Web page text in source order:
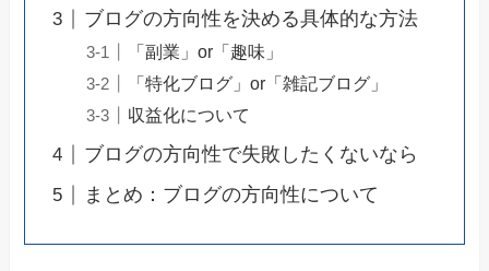
ブログの方向性を決める具体的な方法
「副業」or「趣味」
「特化ブログ」or「雑記ブログ」
収益化について
ブログの方向性で失敗したくないなら
まとめ：ブログの方向性について